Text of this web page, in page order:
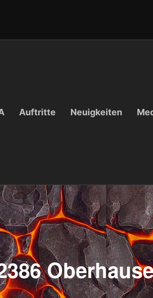
Auftritte Neuigkeiten